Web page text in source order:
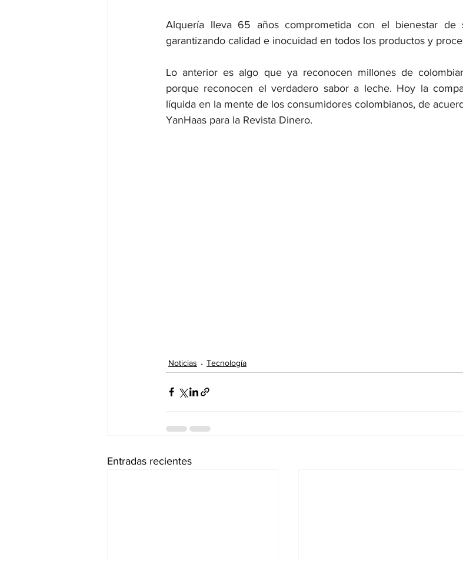
Alquería lleva 65 años comprometida con el bienestar de
garantizando calidad e inocuidad en todos los productos y
Lo anterior es algo que ya reconocen millones de
porque reconocen el verdadero sabor a leche. Hoy la
líquida en la mente de los consumidores colombianos, de
YanHaas para la Revista Dinero.
Noticias Tecnología
Entradas recientes